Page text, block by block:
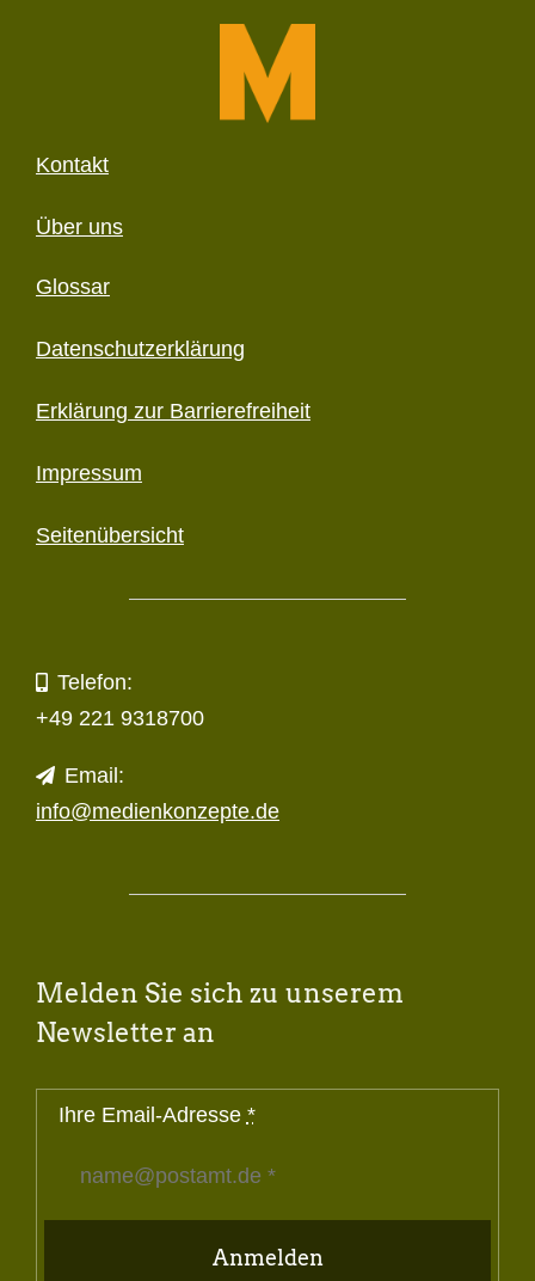
Kontakt
Über uns
Glossar
Datenschutzerklärung
Erklärung zur Barriere­freiheit
Impressum
Seitenübersicht
Telefon:
+49 221 9318700
Email:
info@medienkonzepte.de
Melden Sie sich zu unserem
Newsletter an
Ihre Email-Adresse *
Anmelden